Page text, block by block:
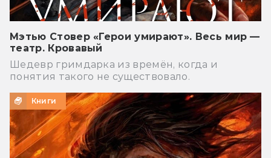
Мэтью Стовер «Герои умирают». Весь мир —
театр. Кровавый
Шедевр гримдарка из времён, когда и
понятия такого не существовало.
Книги